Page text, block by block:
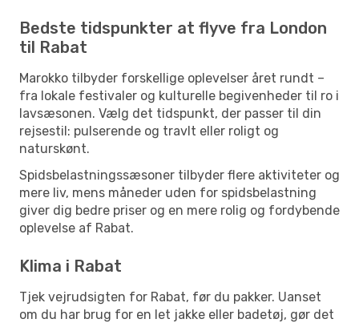
Bedste tidspunkter at flyve fra London
til Rabat
Marokko tilbyder forskellige oplevelser året rundt –
fra lokale festivaler og kulturelle begivenheder til ro i
lavsæsonen. Vælg det tidspunkt, der passer til din
rejsestil: pulserende og travlt eller roligt og
naturskønt.
Spidsbelastningssæsoner tilbyder flere aktiviteter og
mere liv, mens måneder uden for spidsbelastning
giver dig bedre priser og en mere rolig og fordybende
oplevelse af Rabat.
Klima i Rabat
Tjek vejrudsigten for Rabat, før du pakker. Uanset
om du har brug for en let jakke eller badetøj, gør det